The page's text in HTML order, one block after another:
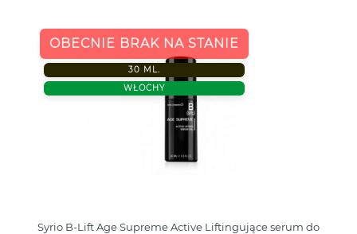
OBECNIE BRAK NA STANIE
30 ML.
WŁOCHY
Syrio B-Lift Age Supreme Active Liftingujące serum do